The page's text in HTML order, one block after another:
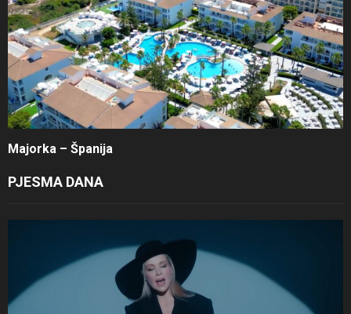
Majorka – Španija
PJESMA DANA